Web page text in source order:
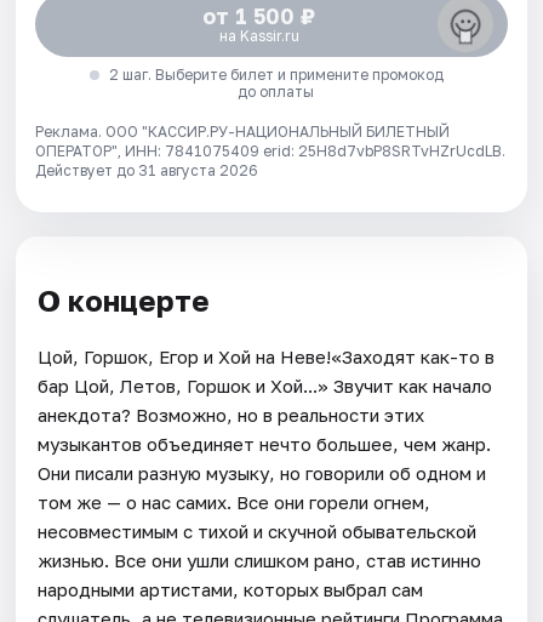
от 1 500 ₽
на Kassir.ru
2 шаг. Выберите билет и примените промокод
до оплаты
Реклама. ООО "КАССИР.РУ-НАЦИОНАЛЬНЫЙ БИЛЕТНЫЙ
ОПЕРАТОР", ИНН: 7841075409 erid: 25H8d7vbP8SRTvHZrUcdLB.
Действует до 31 августа 2026
О концерте
Цой, Горшок, Егор и Хой на Неве!«Заходят как-то в
бар Цой, Летов, Горшок и Хой...» Звучит как начало
анекдота? Возможно, но в реальности этих
музыкантов объединяет нечто большее, чем жанр.
Они писали разную музыку, но говорили об одном и
том же — о нас самих. Все они горели огнем,
несовместимым с тихой и скучной обывательской
жизнью. Все они ушли слишком рано, став истинно
народными артистами, которых выбрал сам